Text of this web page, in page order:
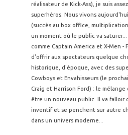
réalisateur de Kick-Ass), je suis
superhéros. Nous vivons
(succès au box office,
un moment où le public va saturer...
comme Captain America et X-Men -
d'offrir aux spectateurs quelque
historique, d'époque, avec des
Cowboys et Envahisseurs (le
Craig et Harrison Ford) : le
être un nouveau public. Il va falloir
inventif et se penchent sur autre
dans un univers moderne...